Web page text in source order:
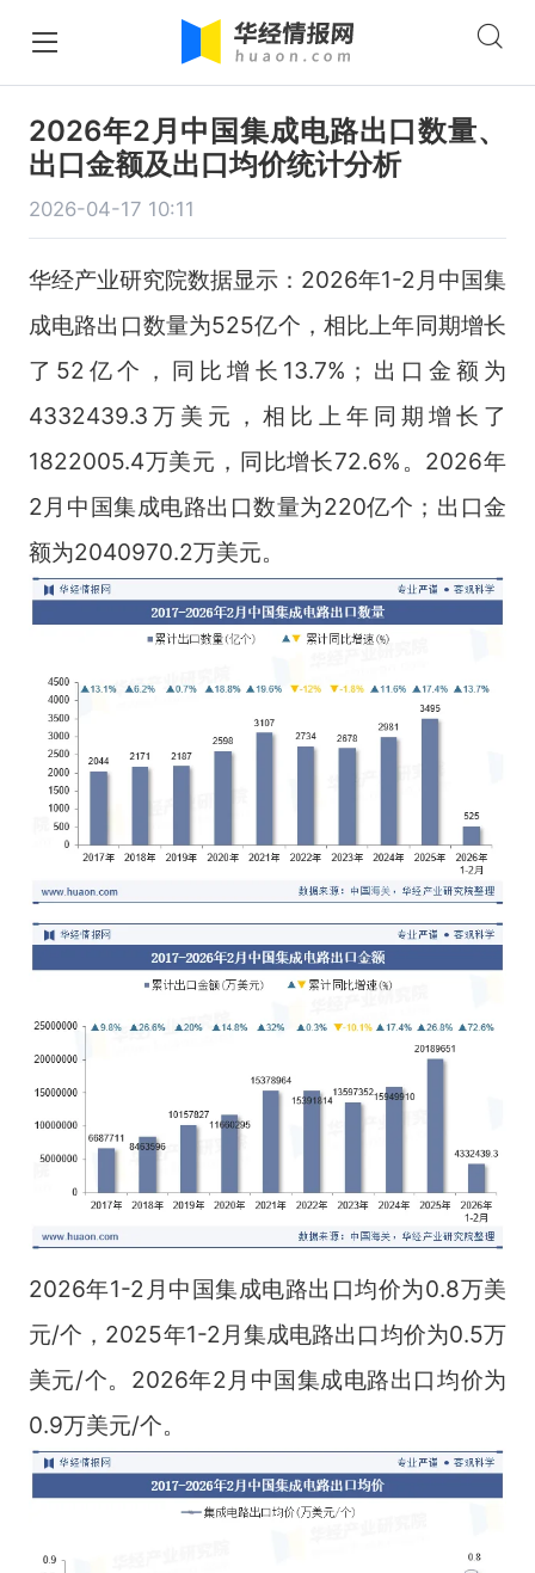
2026年2月中国集成电路出口数量、
出口金额及出口均价统计分析
2026-04-17 10:11
华经产业研究院数据显示：2026年1-2月中国集
成电路出口数量为525亿个，相比上年同期增长
了52亿个，同比增长13.7%；出口金额为
4332439.3万美元，相比上年同期增长了
1822005.4万美元，同比增长72.6%。2026年
2月中国集成电路出口数量为220亿个；出口金
额为2040970.2万美元。
2026年1-2月中国集成电路出口均价为0.8万美
元/个，2025年1-2月集成电路出口均价为0.5万
美元/个。2026年2月中国集成电路出口均价为
0.9万美元/个。